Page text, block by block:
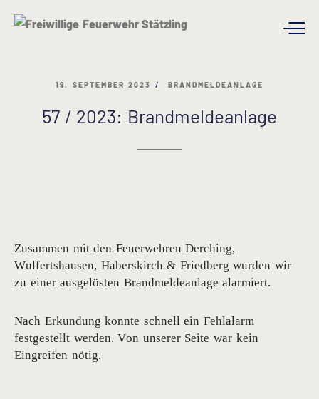
19. SEPTEMBER 2023 BRANDMELDEANLAGE
57 / 2023: Brandmeldeanlage
Zusammen mit den Feuerwehren Derching,
Wulfertshausen, Haberskirch & Friedberg wurden wir
zu einer ausgelösten Brandmeldeanlage alarmiert.
Nach Erkundung konnte schnell ein Fehlalarm
festgestellt werden. Von unserer Seite war kein
Eingreifen nötig.